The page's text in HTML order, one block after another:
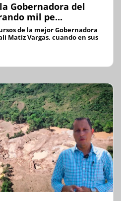
Gobernadora del
mil pe...
de la mejor Gobernadora
Matiz Vargas, cuando en sus